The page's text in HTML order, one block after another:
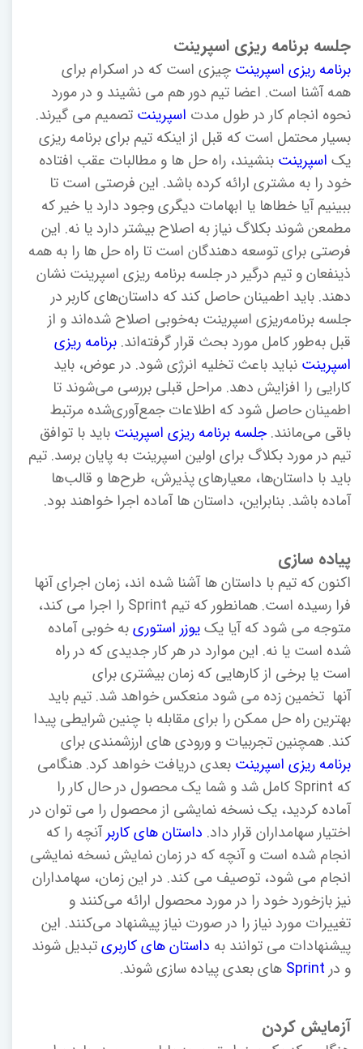
جلسه برنامه ریزی اسپرینت
برنامه ریزی اسپرینت چیزی است که در اسکرام برای
همه آشنا است. اعضا تیم دور هم می نشیند و در مورد
نحوه انجام کار در طول مدت اسپرینت تصمیم می گیرند.
بسیار محتمل است که قبل از اینکه تیم برای برنامه ریزی
یک اسپرینت بنشیند، راه حل ها و مطالبات عقب افتاده
خود را به مشتری ارائه کرده باشد. این فرصتی است تا
ببینیم آیا خطاها یا ابهامات دیگری وجود دارد یا خیر که
مطمعن شوند بکلاگ نیاز به اصلاح بیشتر دارد یا نه. این
فرصتی برای توسعه دهندگان است تا راه حل ها را به همه
ذینفعان و تیم درگیر در جلسه برنامه ریزی اسپرینت نشان
دهند. باید اطمینان حاصل کند که داستان‌های کاربر در
جلسه برنامه‌ریزی اسپرینت به‌خوبی اصلاح شده‌اند و از
قبل به‌طور کامل مورد بحث قرار گرفته‌اند. برنامه ریزی
اسپرینت نباید باعث تخلیه انرژی شود. در عوض، باید
کارایی را افزایش دهد. مراحل قبلی بررسی می‌شوند تا
اطمینان حاصل شود که اطلاعات جمع‌آوری‌شده مرتبط
باقی می‌مانند.جلسه برنامه ریزی اسپرینت باید با توافق
تیم در مورد بکلاگ برای اولین اسپرینت به پایان برسد. تیم
باید با داستان‌ها، معیارهای پذیرش، طرح‌ها و قالب‌ها
آماده باشد. بنابراین، داستان ها آماده اجرا خواهند بود.
پیاده سازی
اکنون که تیم با داستان ها آشنا شده اند، زمان اجرای آنها
فرا رسیده است. همانطور که تیم Sprint را اجرا می کند،
متوجه می شود که آیا یکیوزر استوریبه خوبی آماده
شده است یا نه. این موارد در هر کار جدیدی که در راه
است یا برخی از کارهایی که زمان بیشتری برای
آنها تخمین زده می شود منعکس خواهد شد. تیم باید
بهترین راه حل ممکن را برای مقابله با چنین شرایطی پیدا
کند. همچنین تجربیات و ورودی های ارزشمندی برای
برنامه ریزی اسپرینت بعدی دریافت خواهد کرد. هنگامی
که Sprint کامل شد و شما یک محصول در حال کار را
آماده کردید، یک نسخه نمایشی از محصول را می توان در
اختیار سهامداران قرار داد. داستان های کاربرآنچه را که
انجام شده است و آنچه که در زمان نمایش نسخه نمایشی
انجام می شود، توصیف می کند. در این زمان، سهامداران
نیز بازخورد خود را در مورد محصول ارائه می‌کنند و
تغییرات مورد نیاز را در صورت نیاز پیشنهاد می‌کنند. این
پیشنهادات می توانند به داستان های کاربریتبدیل شوند
و در Sprint های بعدی پیاده سازی شوند.
آزمایش کردن